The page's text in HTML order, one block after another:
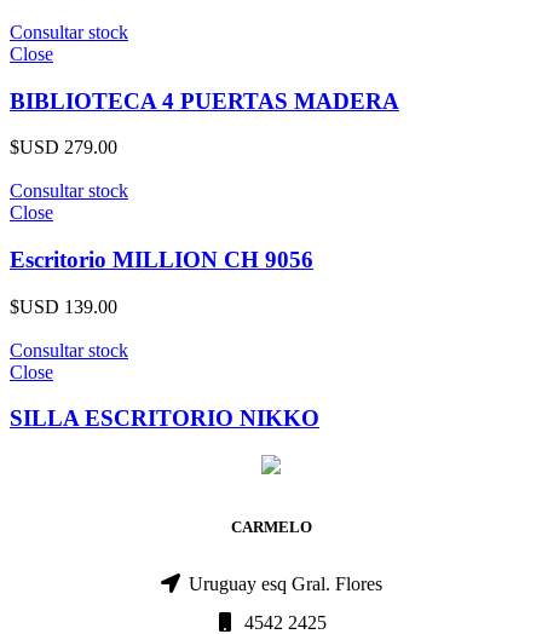
Consultar stock
Close
BIBLIOTECA 4 PUERTAS MADERA
$USD 279.00
Consultar stock
Close
Escritorio MILLION CH 9056
$USD 139.00
Consultar stock
Close
SILLA ESCRITORIO NIKKO
CARMELO
Uruguay esq Gral. Flores
4542 2425